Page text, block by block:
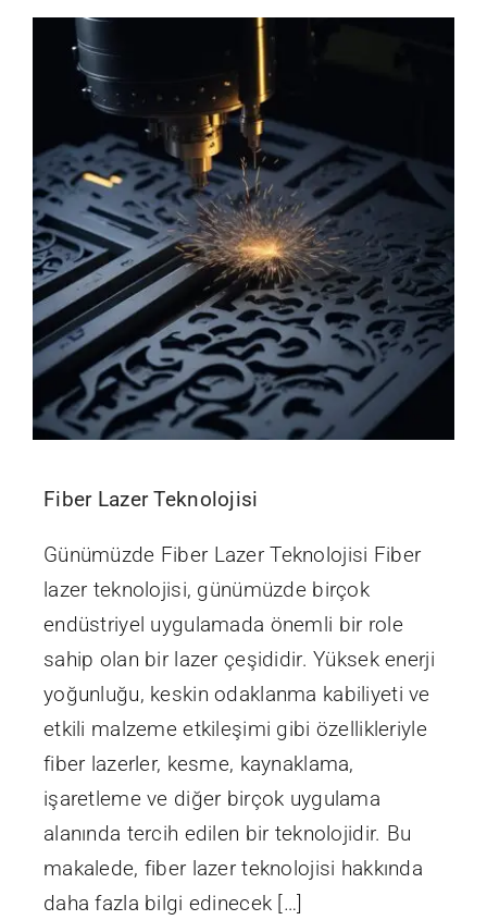
Fiber Lazer Teknolojisi
Günümüzde Fiber Lazer Teknolojisi Fiber
lazer teknolojisi, günümüzde birçok
endüstriyel uygulamada önemli bir role
sahip olan bir lazer çeşididir. Yüksek enerji
yoğunluğu, keskin odaklanma kabiliyeti ve
etkili malzeme etkileşimi gibi özellikleriyle
fiber lazerler, kesme, kaynaklama,
işaretleme ve diğer birçok uygulama
alanında tercih edilen bir teknolojidir. Bu
makalede, fiber lazer teknolojisi hakkında
daha fazla bilgi edinecek […]